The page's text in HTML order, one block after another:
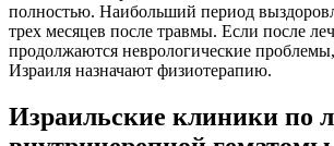
полностью. Наибольший период
трех месяцев после травмы. Если после
продолжаются неврологические
Израиля назначают физиотерапию.
Израильские клиники по